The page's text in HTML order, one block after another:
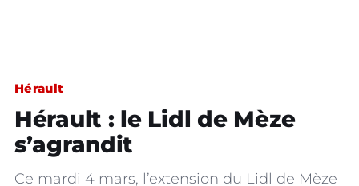
Hérault
Hérault : le Lidl de Mèze
s’agrandit
Ce mardi 4 mars, l’extension du Lidl de Mèze